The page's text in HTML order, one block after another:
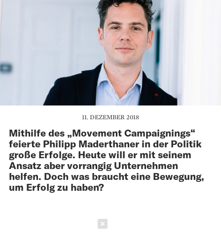
11. DEZEMBER 2018
Mithilfe des „Movement Campaignings“
feierte Philipp Maderthaner in der Politik
große Erfolge. Heute will er mit seinem
Ansatz aber vorrangig Unternehmen
helfen. Doch was braucht eine Bewegung,
um Erfolg zu haben?